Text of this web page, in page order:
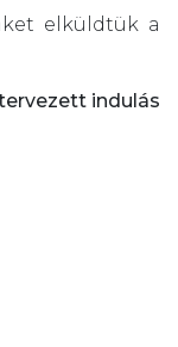
elküldtük a
indulás